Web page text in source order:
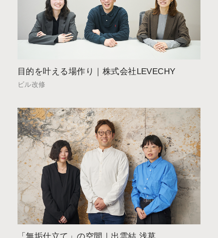
目的を叶える場作り｜株式会社LEVECHY
ビル改修